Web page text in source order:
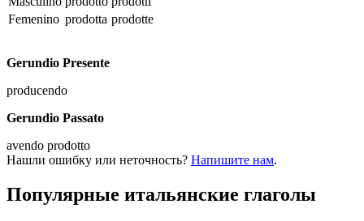
Femenino prodotta prodotte
Gerundio Presente
producendo
Gerundio Passato
avendo prodotto
Нашли ошибку или неточность? Напишите нам.
Популярные итальянские глаголы